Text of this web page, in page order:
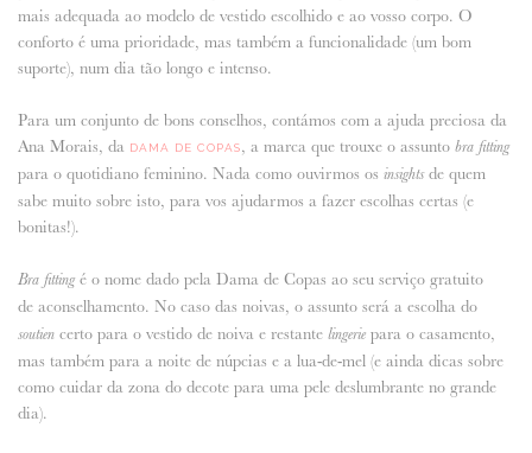
mais adequada ao modelo de vestido escolhido e ao vosso corpo. O
conforto é uma prioridade, mas também a funcionalidade (um bom
suporte), num dia tão longo e intenso.
Para um conjunto de bons conselhos, contámos com a ajuda preciosa da
Ana Morais, da
DAMA DE COPAS, a marca que trouxe o assunto bra fitting
para o quotidiano feminino. Nada como ouvirmos os insightsde quem
sabe muito sobre isto, para vos ajudarmos a fazer escolhas certas (e
bonitas!).
Bra fittingé o nome dado pela Dama de Copas ao seu serviço gratuito
de aconselhamento. No caso das noivas, o assunto será a escolha do
soutien certo para o vestido de noiva e restante lingerie para o casamento,
mas também para a noite de núpcias e a lua-de-mel (e ainda dicas sobre
como cuidar da zona do decote para uma pele deslumbrante no grande
dia).